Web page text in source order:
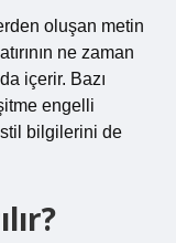
oluşan metin
ne zaman
içerir. Bazı
engelli
bilgilerini de